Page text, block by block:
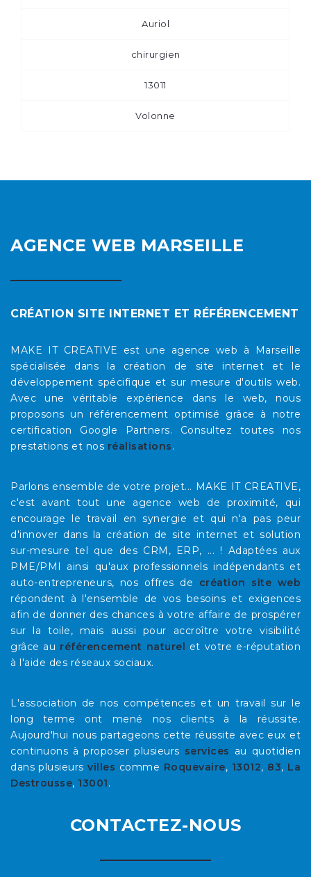
Auriol
chirurgien
13011
Volonne
AGENCE WEB MARSEILLE
CRÉATION SITE INTERNET ET RÉFÉRENCEMENT
MAKE IT CREATIVE est une agence web à Marseille
spécialisée dans la création de site internet et le
développement spécifique et sur mesure d'outils web.
Avec une véritable expérience dans le web, nous
proposons un référencement optimisé grâce à notre
certification Google Partners. Consultez toutes nos
prestations et nos réalisations.
Parlons ensemble de votre projet... MAKE IT CREATIVE,
c'est avant tout une agence web de proximité, qui
encourage le travail en synergie et qui n'a pas peur
d'innover dans la création de site internet et solution
sur-mesure tel que des CRM, ERP, ... ! Adaptées aux
PME/PMI ainsi qu'aux professionnels indépendants et
auto-entrepreneurs, nos offres de création site web
répondent à l'ensemble de vos besoins et exigences
afin de donner des chances à votre affaire de prospérer
sur la toile, mais aussi pour accroître votre visibilité
grâce au référencement naturel
et votre e-réputation
à l'aide des réseaux sociaux.
L'association de nos compétences et un travail sur le
long terme ont mené nos clients à la réussite.
Aujourd'hui nous partageons cette réussite avec eux et
continuons à proposer plusieurs services au quotidien
dans plusieursvilles comme Roquevaire, 13012, 83, La
Destrousse, 13001.
CONTACTEZ-NOUS